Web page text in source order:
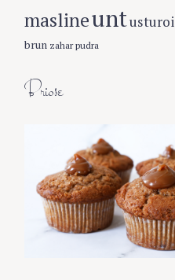
maslineuntusturoi
brun zahar pudra
Briose